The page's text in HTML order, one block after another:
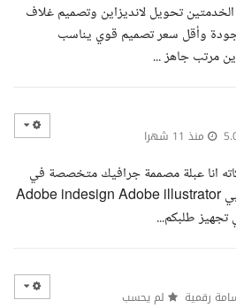
الخدمتين تحويل لانديزاين وتصميم غلاف
وأقل سعر تصميم قوي يناسب
مرتب جاهز ...
منذ 11 شهرا
انا عبلة مصممة جرافيك متخصصة في
تنسيق الكتب اعمل برامج ادوبي Adobe indesign Adobe illustrator
رقمية
لم يحسب